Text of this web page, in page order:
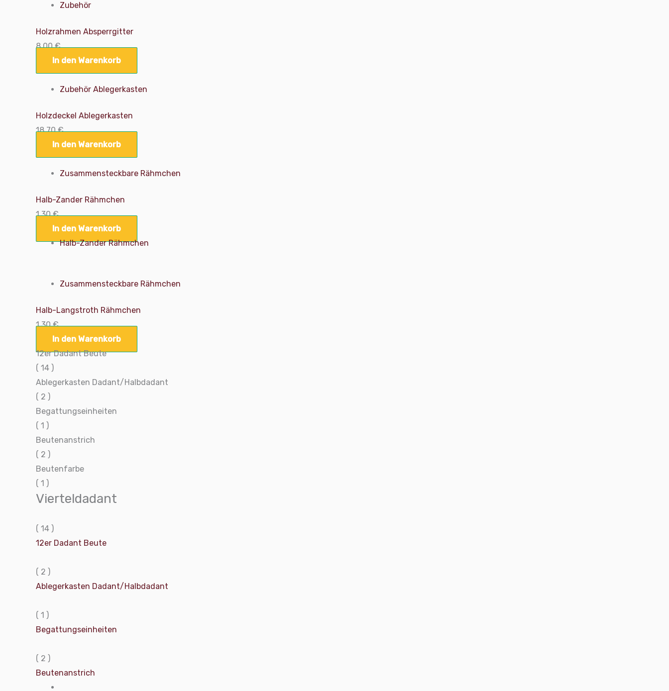
Zubehör
Holzrahmen Absperrgitter
8,00€
In den Warenkorb
Zubehör Ablegerkasten
Holzdeckel Ablegerkasten
18,70€
In den Warenkorb
Zusammensteckbare Rähmchen
Halb-Zander Rähmchen
1,30€
In den Warenkorb
Halb-Zander Rähmchen
Zusammensteckbare Rähmchen
Halb-Langstroth Rähmchen
1,30€
In den Warenkorb
12er Dadant Beute
( 14 )
Ablegerkasten Dadant/Halbdadant
( 2 )
Begattungseinheiten
( 1 )
Beutenanstrich
( 2 )
Beutenfarbe
( 1 )
Vierteldadant
( 14 )
12er Dadant Beute
( 2 )
Ablegerkasten Dadant/Halbdadant
( 1 )
Begattungseinheiten
( 2 )
Beutenanstrich